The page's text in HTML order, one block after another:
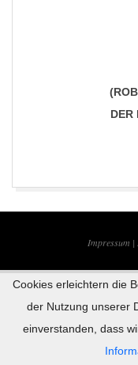
DER
Impressum |
Cookies erleichtern die
der Nutzung unserer
einverstanden, dass